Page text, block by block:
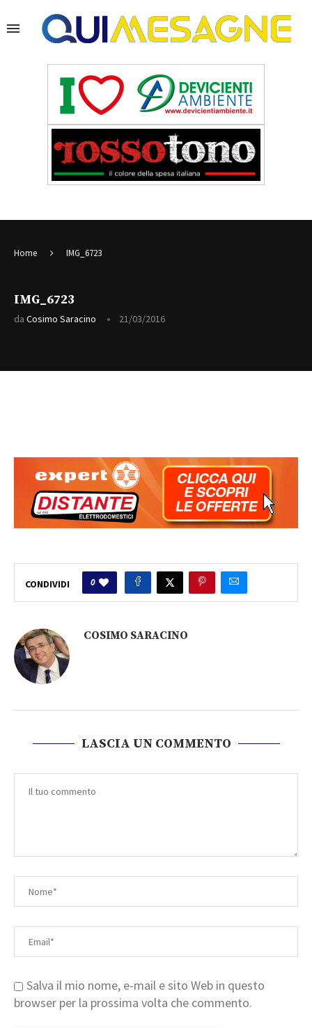
Home IMG_6723
IMG_6723
da Cosimo Saracino 21/03/2016
CONDIVIDI 0
COSIMO SARACINO
LASCIA UN COMMENTO
Salva il mio nome, e-mail e sito Web in questo
browser per la prossima volta che commento.